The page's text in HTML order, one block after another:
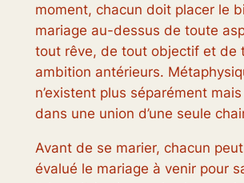
moment, chacun doit placer le
mariage au-dessus de toute
tout rêve, de tout objectif et de
ambition antérieurs.
n’existent plus séparément
dans une union d’une seule
Avant de se marier, chacun
évalué le mariage à venir pour